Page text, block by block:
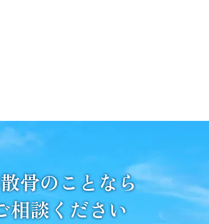
骨のことなら
相談ください